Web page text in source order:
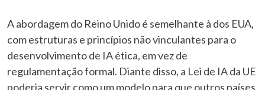
A abordagem do Reino Unido é semelhante à dos EUA,
com estruturas e princípios não vinculantes para o
desenvolvimento de IA ética, em vez de
regulamentação formal. Diante disso, a Lei de IA da UE
poderia servir como um modelo para que outros países